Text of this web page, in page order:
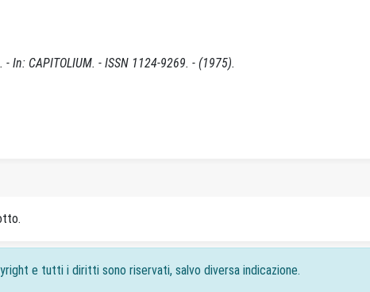
- In: CAPITOLIUM. - ISSN 1124-9269. - (1975).
e tutti i diritti sono riservati, salvo diversa indicazione.